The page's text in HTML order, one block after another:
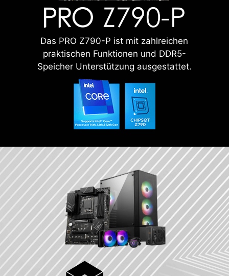
Das PRO Z790-P ist mit zahlreichen
praktischen Funktionen und DDR5-
Speicher Unterstützung ausgestattet.